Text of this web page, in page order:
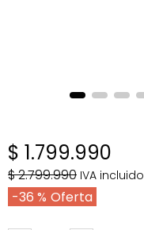
$ 1.799.990
$2.799.990 IVA incluido
36 %